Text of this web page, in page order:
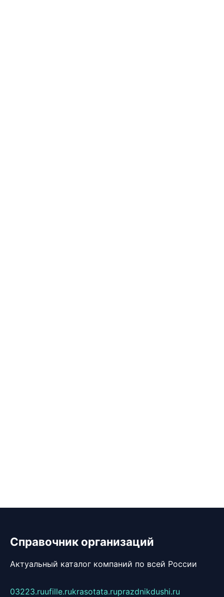
Справочник организаций
Актуальный каталог компаний по всей России
03223.ruufille.rukrasotata.ruprazdnikdushi.ru